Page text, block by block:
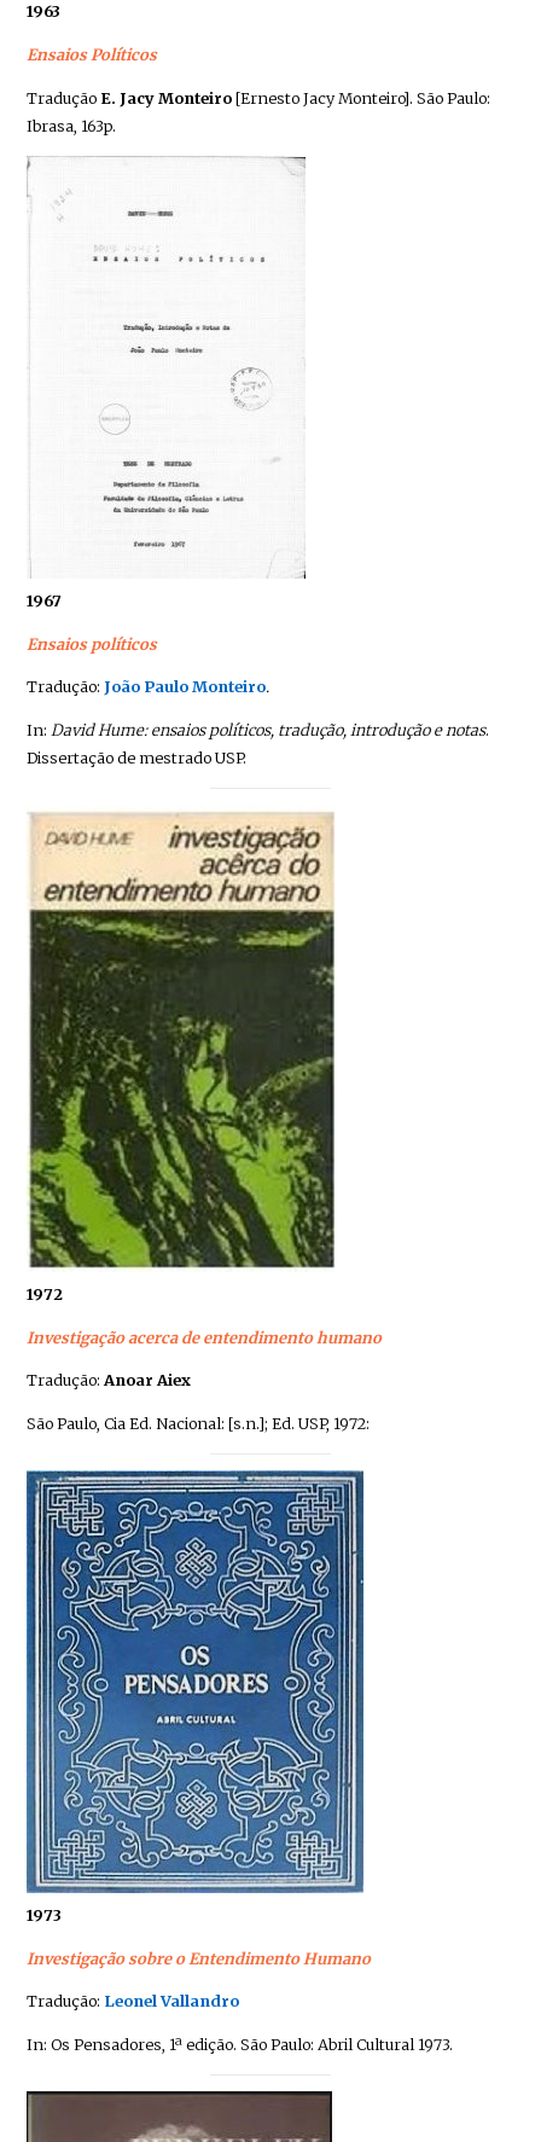
1963
Ensaios Políticos
Tradução E. Jacy Monteiro[Ernesto Jacy Monteiro]. São Paulo:
Ibrasa, 163p.
1967
Ensaios políticos
Tradução: João Paulo Monteiro.
In:David Hume: ensaios políticos, tradução, introdução e notas.
Dissertação de mestrado USP.
1972
Investigação acerca de entendimento humano
Tradução:Anoar Aiex
São Paulo, Cia Ed. Nacional: [s.n.]; Ed. USP, 1972:
1973
Investigação sobre o Entendimento Humano
Tradução: Leonel Vallandro
In: Os Pensadores, 1ª edição. São Paulo: Abril Cultural 1973.